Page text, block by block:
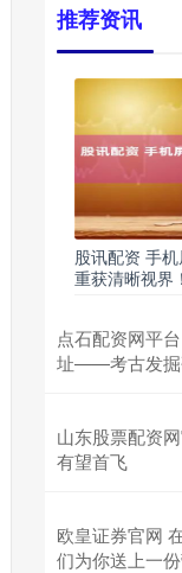
推荐资讯
股讯配资 手
重获清晰视界！
点石配资网平
址——考古发掘
山东股票配资
有望首飞
欧皇证券官网
们为你送上一